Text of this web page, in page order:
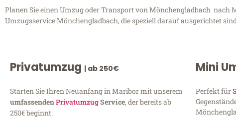
Planen Sie einen Umzug oder Transport von Mönchengladbach
Umzugsservice Mönchengladbach, die speziell darauf ausgerichtet
Privatumzug | ab 250€
Starten Sie Ihren Neuanfang in Maribor mit unserem
umfassendenPrivatumzugService, der bereits ab
250€ beginnt.
Mini
Perfekt für